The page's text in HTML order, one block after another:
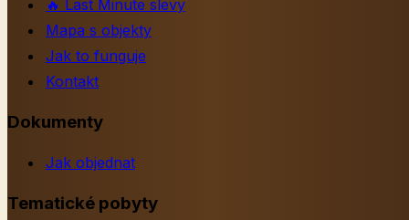
🔥 Last Minute slevy
Mapa s objekty
Jak to funguje
Kontakt
Dokumenty
Jak objednat
Tematické pobyty